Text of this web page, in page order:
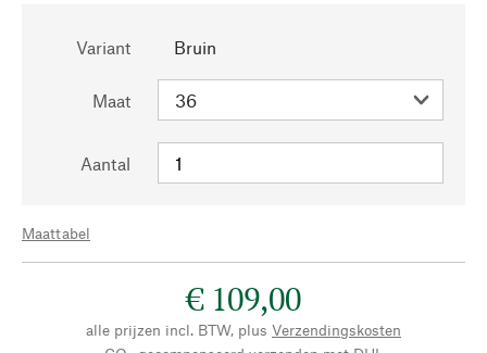
Variant Bruin
Maat
Aantal
Maattabel
€ 109,00
alle prijzen incl. BTW, plus Verzendingskosten